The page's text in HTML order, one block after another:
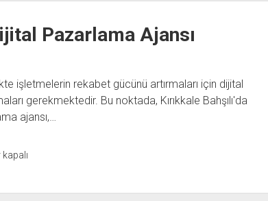
Pazarlama Ajansı
işletmelerin rekabet gücünü artırmaları için dijital
gerekmektedir. Bu noktada, Kırıkkale Bahşılı'da
ajansı,…